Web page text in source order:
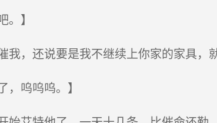
】
，还说要是我不继续上你家的家具，
呜呜呜。】